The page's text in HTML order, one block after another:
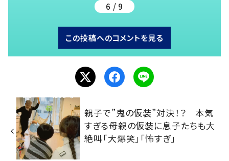
6 / 9
この投稿へのコメントを見る
親子で”鬼の仮装”対決！？ 本気
すぎる母親の仮装に息子たちも大
絶叫「大爆笑」「怖すぎ」